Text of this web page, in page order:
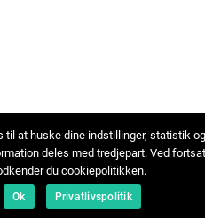
til at huske dine indstillinger, statistik
deles med tredjepart. Ved
du cookiepolitikken.
Ok Privatlivspolitik